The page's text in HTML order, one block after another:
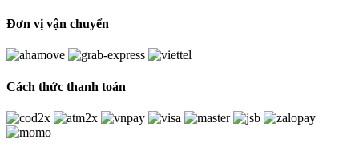
Đơn vị vận chuyển
Cách thức thanh toán